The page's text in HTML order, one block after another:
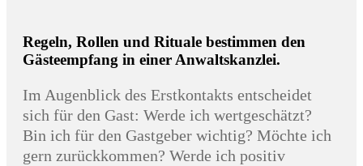
Regeln, Rollen und Rituale bestimmen den
Gästeempfang in einer Anwaltskanzlei.
Im Augenblick des Erstkontakts entscheidet
sich für den Gast: Werde ich wertgeschätzt?
Bin ich für den Gastgeber wichtig? Möchte ich
gern zurückkommen? Werde ich positiv